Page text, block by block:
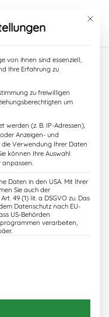
Mit
von ihnen sind essenziell,
Ihre Erfahrung zu
zu freiwilligen
um
werden (z. B. IP-Adressen),
Anzeigen- und
Verwendung Ihrer Daten
können Ihre Auswahl
anpassen.
Daten in den USA. Mit Ihrer
Sie auch der
49 (1) lit. a DSGVO zu. Das
Datenschutz nach EU-
US-Behörden
verarbeiten,
für die eine